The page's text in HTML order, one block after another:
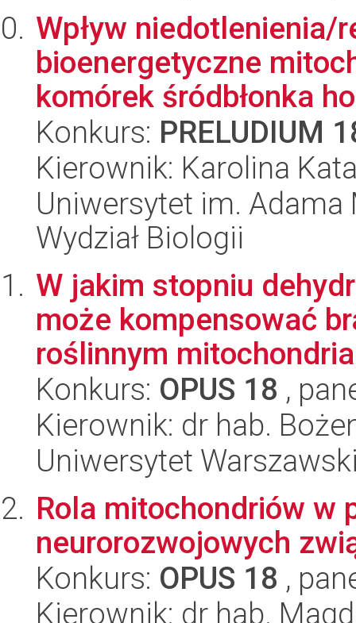
Wpływ niedotlenienia/
bioenergetyczne
komórek śródbłonka
Konkurs: PRELUDIUM
Kierownik: Karolina
Uniwersytet im.
Wydział Biologii
W jakim stopniu
może kompensować
roślinnym
Konkurs: OPUS 18 ,
Kierownik: dr hab.
Uniwersytet
Rola mitochondriów w
neurorozwojowych
Konkurs: OPUS 18 ,
Kierownik: dr hab.